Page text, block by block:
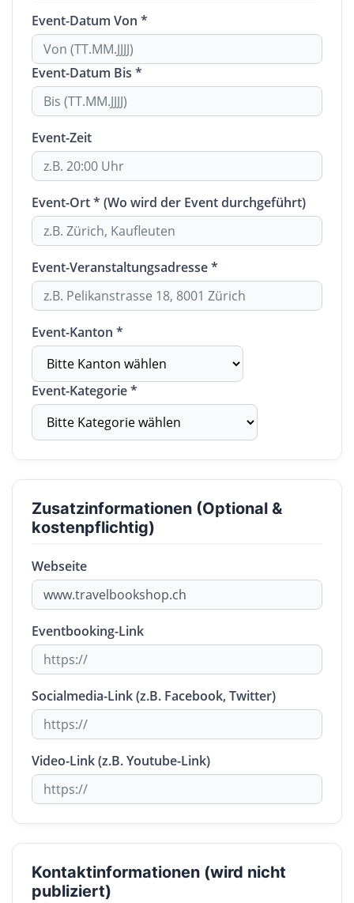
Event-Datum Von *
Event-Datum Bis *
Event-Zeit
Event-Ort * (Wo wird der Event durchgeführt)
Event-Veranstaltungsadresse *
Event-Kanton *
Event-Kategorie *
Zusatzinformationen (Optional &
kostenpflichtig)
Webseite
Eventbooking-Link
Socialmedia-Link (z.B. Facebook, Twitter)
Video-Link (z.B. Youtube-Link)
Kontaktinformationen (wird nicht
publiziert)